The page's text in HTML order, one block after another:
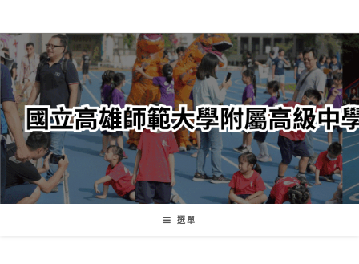
轉
至
主
內
容
選單